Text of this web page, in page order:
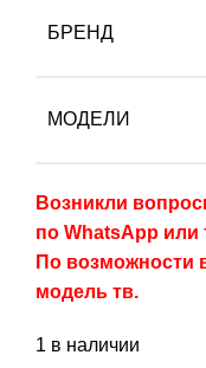
БРЕНД
МОДЕЛИ
Возникли
по WhatsApp или
По возможности
модель тв.
1 в наличии